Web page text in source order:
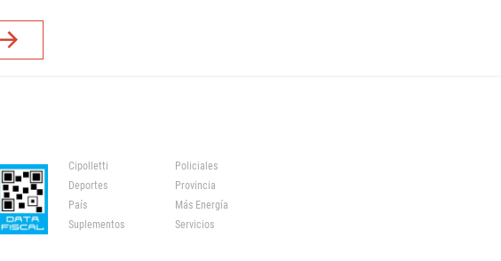
Cipolletti
Policiales
Deportes
Provincia
País
Más Energía
Suplementos
Servicios